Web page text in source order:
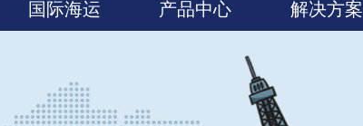
国际海运 产品中心 解决方案